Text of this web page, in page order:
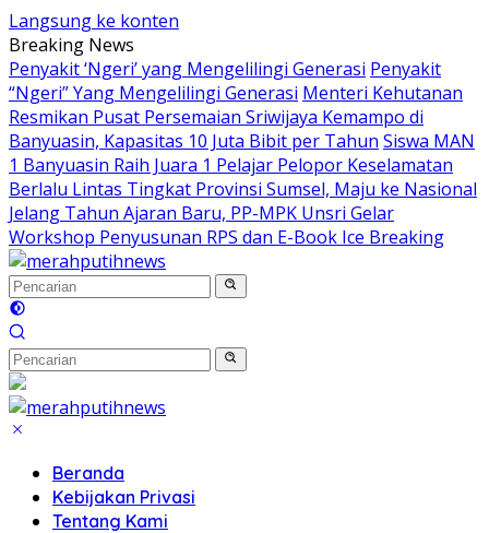
Langsung ke konten
Breaking News
Penyakit ‘Ngeri’ yang Mengelilingi Generasi Penyakit
“Ngeri” Yang Mengelilingi Generasi Menteri Kehutanan
Resmikan Pusat Persemaian Sriwijaya Kemampo di
Banyuasin, Kapasitas 10 Juta Bibit per Tahun Siswa MAN
1 Banyuasin Raih Juara 1 Pelajar Pelopor Keselamatan
Berlalu Lintas Tingkat Provinsi Sumsel, Maju ke Nasional
Jelang Tahun Ajaran Baru, PP-MPK Unsri Gelar
Workshop Penyusunan RPS dan E-Book Ice Breaking
Beranda
Kebijakan Privasi
Tentang Kami